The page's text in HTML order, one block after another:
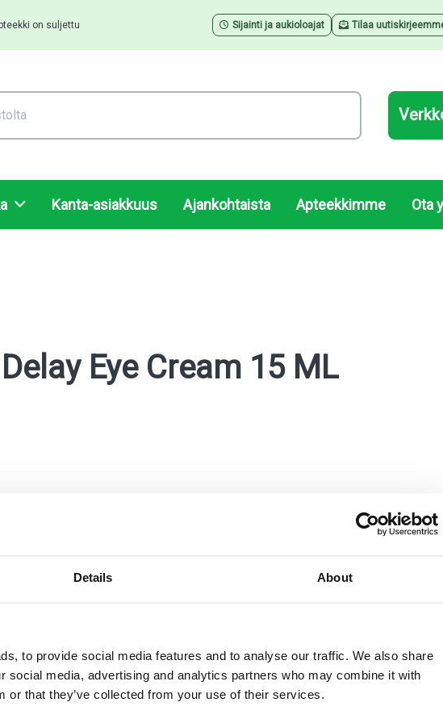
Details About
to provide social media features and to analyse our traffic. We also share
social media, advertising and analytics partners who may combine it with
or that they’ve collected from your use of their services.
on suljettu Sijainti ja aukioloajat Tilaa
Kanta-asiakkuus Ajankohtaista Apteekkimme Ota
Eye Cream 15 ML
OmaOlo Pohde digitaaliset palvelut Lääkkeiden